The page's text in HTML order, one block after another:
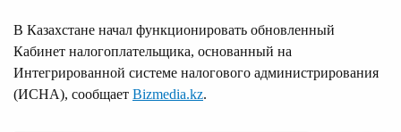
В Казахстане начал функционировать обновленный
Кабинет налогоплательщика, основанный на
Интегрированной системе налогового администрирования
(ИСНА), сообщает Bizmedia.kz.